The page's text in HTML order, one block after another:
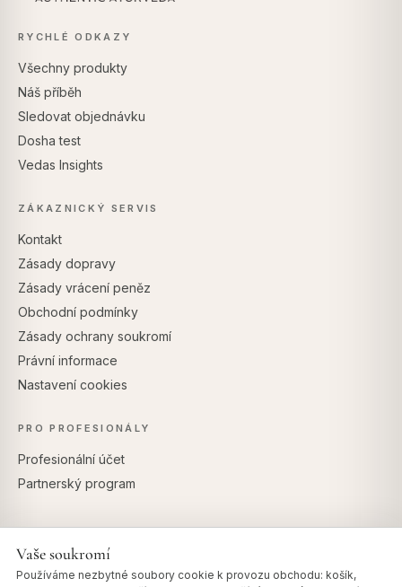
RYCHLÉ ODKAZY
Všechny produkty
Náš příběh
Sledovat objednávku
Dosha test
Vedas Insights
ZÁKAZNICKÝ SERVIS
Kontakt
Zásady dopravy
Zásady vrácení peněz
Obchodní podmínky
Zásady ochrany soukromí
Právní informace
Nastavení cookies
PRO PROFESIONÁLY
Profesionální účet
Partnerský program
Vaše soukromí
Používáme nezbytné soubory cookie k provozu obchodu: košík,